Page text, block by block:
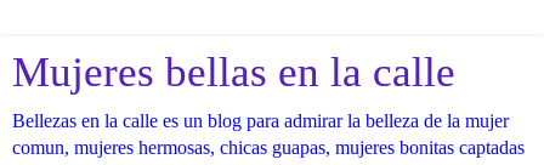
Mujeres bellas en la calle
Bellezas en la calle es un blog para admirar la belleza de la mujer
comun, mujeres hermosas, chicas guapas, mujeres bonitas captadas